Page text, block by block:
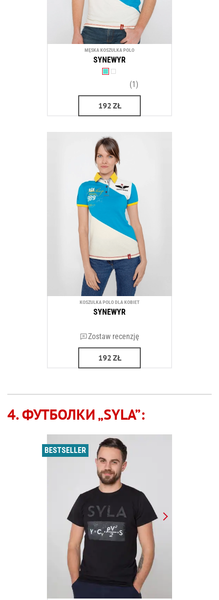
MĘSKA KOSZULKA POLO
SYNEWYR
(1)
192 ZŁ
KOSZULKA POLO DLA KOBIET
SYNEWYR
Zostaw recenzję
192 ZŁ
4. ФУТБОЛКИ „SYLA”:
BESTSELLER